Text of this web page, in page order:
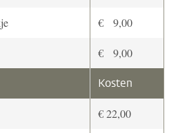
€ 9,00
€ 9,00
Kosten
€ 22,00